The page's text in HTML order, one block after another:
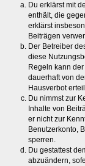
Du erklärst mit
enthält, die
erklärst
Beiträgen
Der Betreiber
diese
Regeln kann
dauerhaft von
Hausverbot
Du nimmst zur
Inhalte von
er nicht zur
Benutzerkonto,
sperren.
Du gestattest
abzuändern,